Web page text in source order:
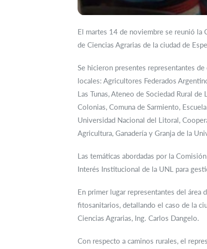
El martes 14 de noviembre se reunió la
de Ciencias Agrarias de la ciudad de
Se hicieron presentes representantes
locales: Agricultores Federados
Las Tunas, Ateneo de Sociedad Rural
Colonias, Comuna de Sarmiento,
Universidad Nacional del Litoral,
Agricultura, Ganadería y Granja de la
Las temáticas abordadas por la
Interés Institucional de la UNL para
En primer lugar representantes del área
fitosanitarios, detallando el caso de la
Ciencias Agrarias, Ing. Carlos Dangelo.
Con respecto a caminos rurales, el